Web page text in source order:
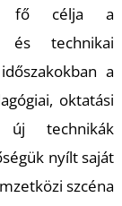
fő célja a
és technikai
a
oktatási
új technikák
nyílt saját
szcéna